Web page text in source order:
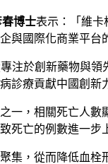
博士表示： 「 維卡
與國際化商業平台
注於創新藥物與
診療貢獻中國創新
一，相關死亡人數
死亡的例數進一步
集，從而降低血